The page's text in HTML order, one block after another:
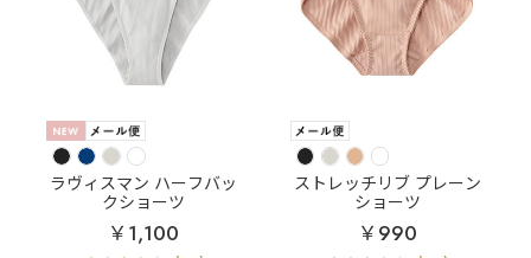
ラヴィスマン ハーフバッ
クショーツ
￥1,100
ストレッチリブ プレーン
ショーツ
￥990